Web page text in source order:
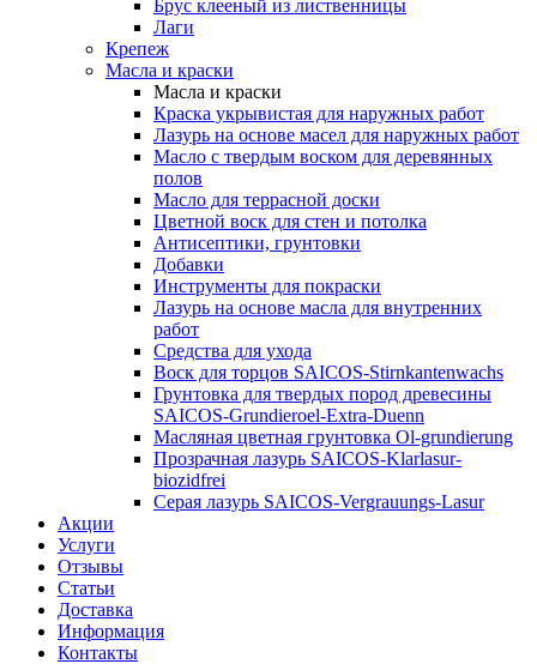
Брус клееный из лиственницы
Лаги
Крепеж
Масла и краски
Масла и краски
Краска укрывистая для наружных работ
Лазурь на основе масел для наружных работ
Масло с твердым воском для деревянных
полов
Масло для террасной доски
Цветной воск для стен и потолка
Антисептики, грунтовки
Добавки
Инструменты для покраски
Лазурь на основе масла для внутренних
работ
Средства для ухода
Воск для торцов SAICOS-Stirnkantenwachs
Грунтовка для твердых пород древесины
SAICOS-Grundieroel-Extra-Duenn
Масляная цветная грунтовка Ol-grundierung
Прозрачная лазурь SAICOS-Klarlasur-
biozidfrei
Серая лазурь SAICOS-Vergrauungs-Lasur
Акции
Услуги
Отзывы
Статьи
Доставка
Информация
Контакты